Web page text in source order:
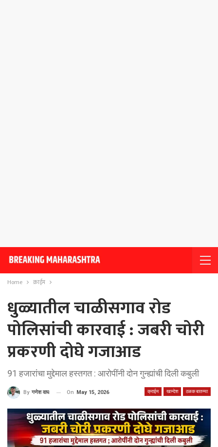
Home क्राईम
धुळ्यातील चाळीसगाव रोड
पोलिसांची कारवाई : जबरी चोरी
प्रकरणी दोघे गजाआड
91 हजारांचा मुद्देमाल हस्तगत : आरोपींनी दोन गुन्ह्यांची दिली कबुली
क्राईम खान्देश ठळक बातम्या
By गणेश वाघ On May 15, 2026